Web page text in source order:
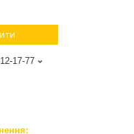
17-77